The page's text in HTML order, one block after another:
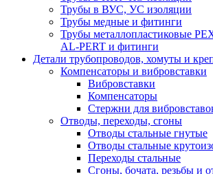
Трубы в ВУС, УС изоляции
Трубы медные и фитинги
Трубы металлопластиковые
AL-PERT и фитинги
Детали трубопроводов, хомуты и
Компенсаторы и вибровставки
Вибровставки
Компенсаторы
Стержни для
Отводы, переходы, сгоны
Отводы стальные гнутые
Отводы стальные
Переходы стальные
Сгоны, бочата, резьбы и